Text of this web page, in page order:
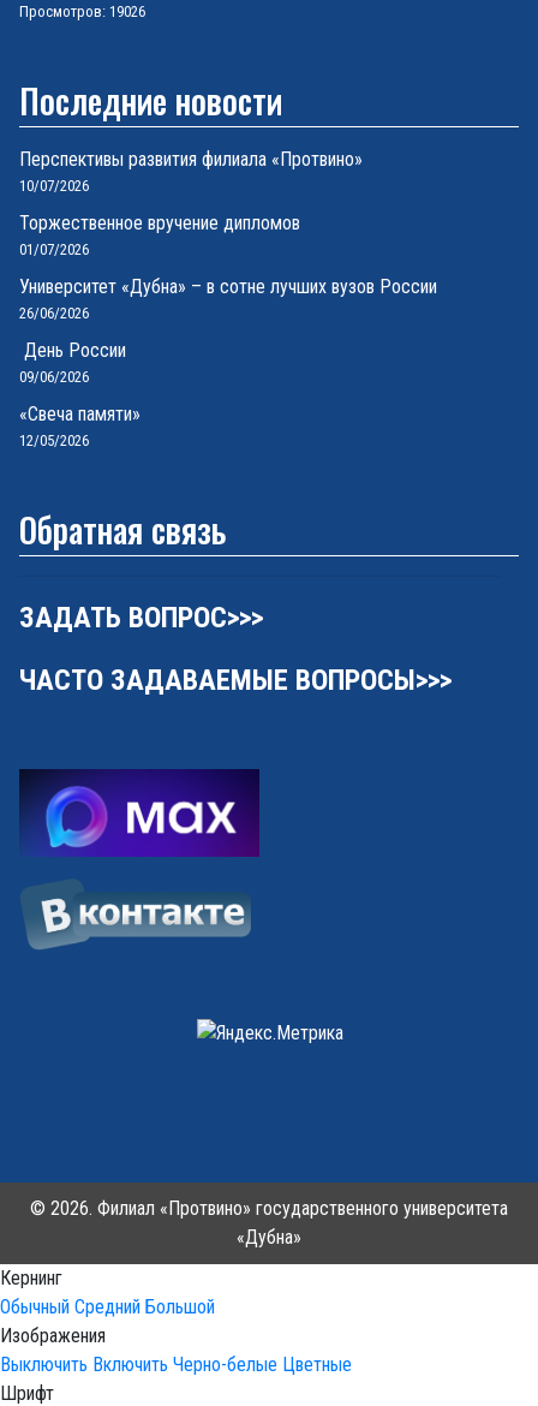
Просмотров: 19026
Последние новости
Перспективы развития филиала «Протвино»
10/07/2026
Торжественное вручение дипломов
01/07/2026
Университет «Дубна» – в сотне лучших вузов России
26/06/2026
День России
09/06/2026
«Свеча памяти»
12/05/2026
Обратная связь
ЗАДАТЬ ВОПРОС>>>
ЧАСТО ЗАДАВАЕМЫЕ ВОПРОСЫ>>>
© 2026. Филиал «Протвино» государственного университета
«Дубна»
Кернинг
Обычный Средний Большой
Изображения
Выключить Включить Черно-белые Цветные
Шрифт